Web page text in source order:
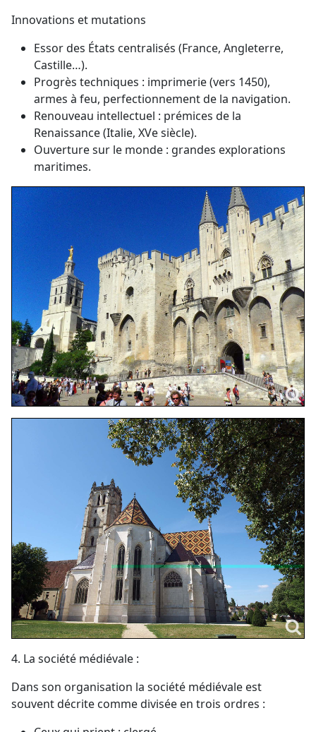
Innovations et mutations
Essor des États centralisés (France, Angleterre,
Castille…).
Progrès techniques : imprimerie (vers 1450),
armes à feu, perfectionnement de la navigation.
Renouveau intellectuel : prémices de la
Renaissance (Italie, XVe siècle).
Ouverture sur le monde : grandes explorations
maritimes.
4. La société médiévale :
Dans son organisation la société médiévale est
souvent décrite comme divisée en trois ordres :